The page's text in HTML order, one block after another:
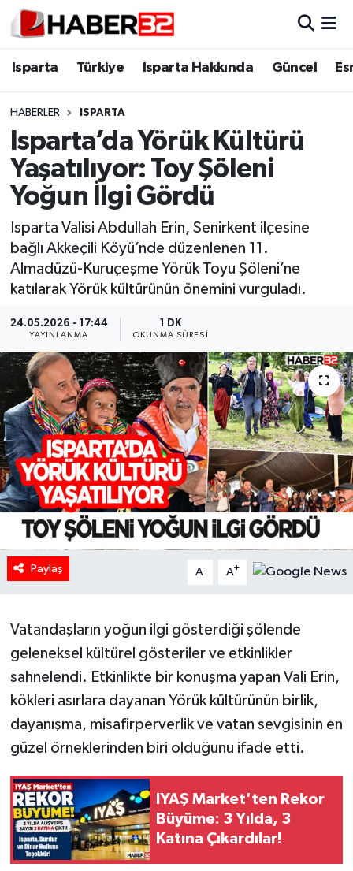
Isparta Türkiye Isparta Hakkında Güncel
HABERLER ISPARTA
Isparta’da Yörük Kültürü
Yaşatılıyor: Toy Şöleni
Yoğun İlgi Gördü
Isparta Valisi Abdullah Erin, Senirkent ilçesine
bağlı Akkeçili Köyü’nde düzenlenen 11.
Almadüzü-Kuruçeşme Yörük Toyu Şöleni’ne
katılarak Yörük kültürünün önemini vurguladı.
24.05.2026 - 17:44
YAYINLANMA
1 DK
OKUNMA SÜRESI
Paylaş A- A+
Vatandaşların yoğun ilgi gösterdiği şölende
geleneksel kültürel gösteriler ve etkinlikler
sahnelendi. Etkinlikte bir konuşma yapan Vali Erin,
kökleri asırlara dayanan Yörük kültürünün birlik,
dayanışma, misafirperverlik ve vatan sevgisinin en
güzel örneklerinden biri olduğunu ifade etti.
IYAŞ Market'ten Rekor
Büyüme: 3 Yılda, 3
Katına Çıkardılar!
Isparta
Esnaf Diyor ki;
ASAYİŞ
BİLİM VE TEKNOLOJİ
EĞİTİM
Güncel
HABERDE İNSAN
İlginç
KÜLTÜR SANAT
MAGAZİN
Oyun
POLİTİKA
RESMİ İLANLAR
SAĞLIK
Spor
Tarihi Yapılarımız
Teknoloji
Türkiye
Yerel
Isparta Nöbetçi Eczaneler
Isparta Trafik Yoğunluk Haritası
Süper Lig Puan Durumu ve Fikstür
Tüm Manşetler
Son Dakika Haberleri